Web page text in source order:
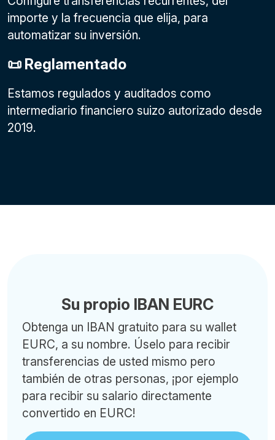
importe y la frecuencia que elija, para
automatizar su inversión.
📜 Reglamentado
Estamos regulados y auditados como
intermediario financiero suizo autorizado desde
2019.
Su propio IBAN EURC
Obtenga un IBAN gratuito para su wallet
EURC, a su nombre. Úselo para recibir
transferencias de usted mismo pero
también de otras personas, ¡por ejemplo
para recibir su salario directamente
convertido en EURC!